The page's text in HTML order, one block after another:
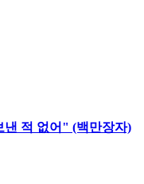
적 없어" (백만장자)